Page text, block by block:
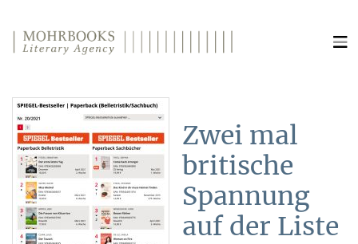
Zwei mal
britische
Spannung
auf der Liste